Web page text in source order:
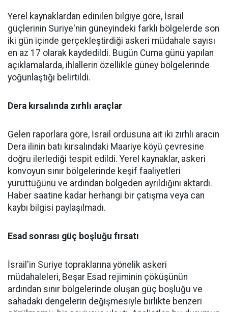
Yerel kaynaklardan edinilen bilgiye göre, İsrail
güçlerinin Suriye'nin güneyindeki farklı bölgelerde son
iki gün içinde gerçekleştirdiği askeri müdahale sayısı
en az 17 olarak kaydedildi. Bugün Cuma günü yapılan
açıklamalarda, ihlallerin özellikle güney bölgelerinde
yoğunlaştığı belirtildi.
Dera kırsalında zırhlı araçlar
Gelen raporlara göre, İsrail ordusuna ait iki zırhlı aracın
Dera ilinin batı kırsalındaki Maariye köyü çevresine
doğru ilerlediği tespit edildi. Yerel kaynaklar, askeri
konvoyun sınır bölgelerinde keşif faaliyetleri
yürüttüğünü ve ardından bölgeden ayrıldığını aktardı.
Haber saatine kadar herhangi bir çatışma veya can
kaybı bilgisi paylaşılmadı.
Esad sonrası güç boşluğu fırsatı
İsrail'in Suriye topraklarına yönelik askeri
müdahaleleri, Beşar Esad rejiminin çöküşünün
ardından sınır bölgelerinde oluşan güç boşluğu ve
sahadaki dengelerin değişmesiyle birlikte benzeri